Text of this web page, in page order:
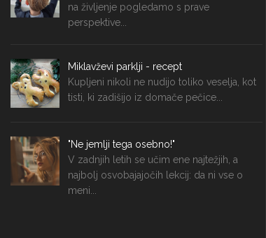
na življenje pogledamo s prave
perspektive...
Miklavževi parklji - recept
Kupljeni nikoli ne nudijo toliko veselja, kot
tisti, ki zadišijo iz domače pečice...
"Ne jemlji tega osebno!"
V zadnjih letih se učim ene najtežjih, a
najbolj osvobajajočih lekcij: da ni vse o
meni...